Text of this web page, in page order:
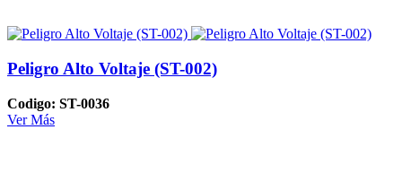
Peligro Alto Voltaje (ST-002)
Codigo: ST-0036
Ver Más